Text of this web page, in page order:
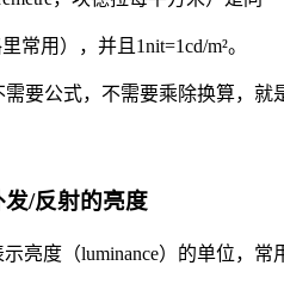
常用），并且1nit=1cd/m²。
需要公式，不需要乘除换算，就
发/反射的亮度
亮度（luminance）的单位，常